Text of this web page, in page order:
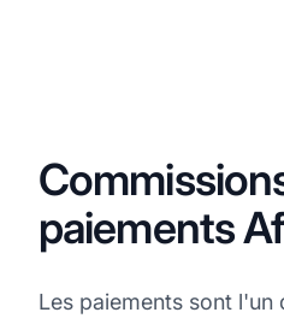
paiements
Les paiements sont l'un